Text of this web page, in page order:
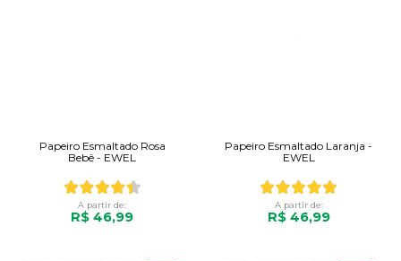
Papeiro Esmaltado Rosa
Bebê - EWEL
A partir de:
R$ 46,99
Papeiro Esmaltado Laranja -
EWEL
A partir de:
R$ 46,99